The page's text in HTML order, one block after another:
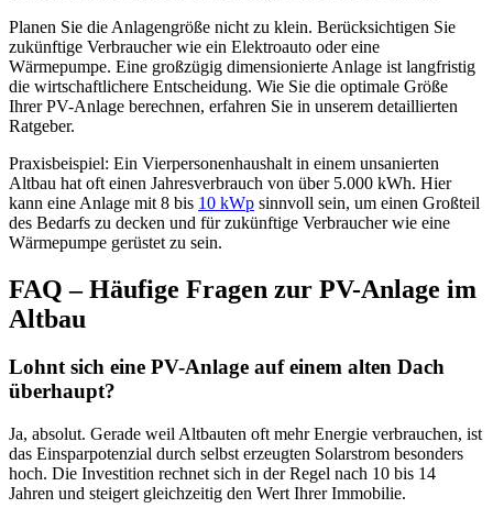
Planen Sie die Anlagengröße nicht zu klein. Berücksichtigen Sie
zukünftige Verbraucher wie ein Elektroauto oder eine
Wärmepumpe. Eine großzügig dimensionierte Anlage ist langfristig
die wirtschaftlichere Entscheidung. Wie Sie die optimale Größe
Ihrer PV-Anlage berechnen, erfahren Sie in unserem detaillierten
Ratgeber.
Praxisbeispiel: Ein Vierpersonenhaushalt in einem unsanierten
Altbau hat oft einen Jahresverbrauch von über 5.000 kWh. Hier
kann eine Anlage mit 8 bis 10 kWp sinnvoll sein, um einen Großteil
des Bedarfs zu decken und für zukünftige Verbraucher wie eine
Wärmepumpe gerüstet zu sein.
FAQ – Häufige Fragen zur PV-Anlage im
Altbau
Lohnt sich eine PV-Anlage auf einem alten Dach
überhaupt?
Ja, absolut. Gerade weil Altbauten oft mehr Energie verbrauchen, ist
das Einsparpotenzial durch selbst erzeugten Solarstrom besonders
hoch. Die Investition rechnet sich in der Regel nach 10 bis 14
Jahren und steigert gleichzeitig den Wert Ihrer Immobilie.